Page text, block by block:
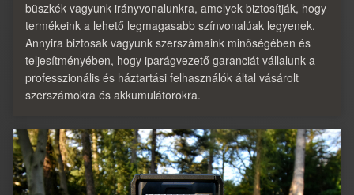
büszkék vagyunk irányvonalunkra, amelyek biztosítják, hogy
termékeink a lehető legmagasabb színvonalúak legyenek.
Annyira biztosak vagyunk szerszámaink minőségében és
teljesítményében, hogy iparágvezető garanciát vállalunk a
professzionális és háztartási felhasználók által vásárolt
szerszámokra és akkumulátorokra.